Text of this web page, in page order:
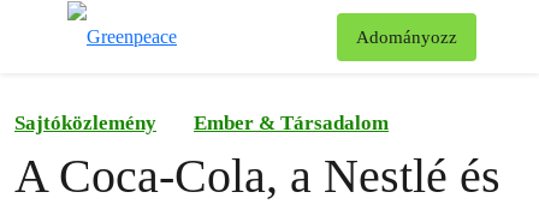
Adományozz
Sajtóközlemény Ember & Társadalom
A Coca-Cola, a Nestlé és